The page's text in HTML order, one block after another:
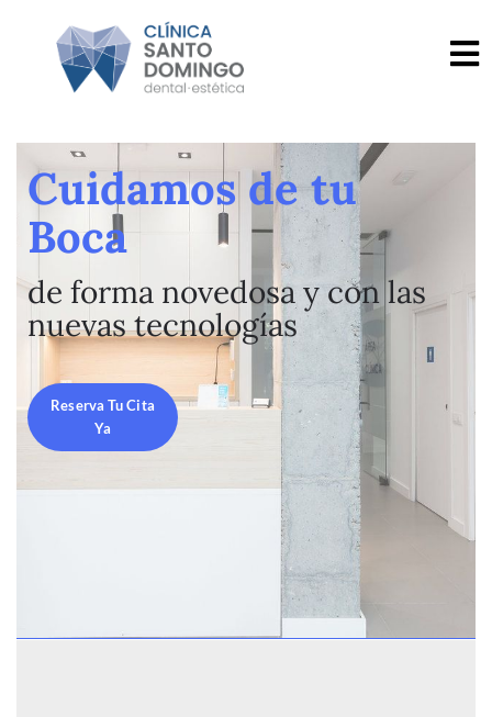
Cuidamos de tu
Boca
de forma novedosa y con las
nuevas tecnologías
Reserva Tu Cita
Ya